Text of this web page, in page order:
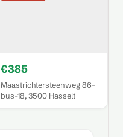
€385
Maastrichtersteenweg 86-
bus-18, 3500 Hasselt